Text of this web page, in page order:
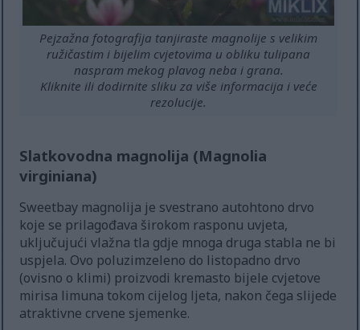
Pejzažna fotografija tanjiraste magnolije s velikim
ružičastim i bijelim cvjetovima u obliku tulipana
naspram mekog plavog neba i grana.
Kliknite ili dodirnite sliku za više informacija i veće
rezolucije.
Slatkovodna magnolija (Magnolia
virginiana)
Sweetbay magnolija je svestrano autohtono drvo
koje se prilagođava širokom rasponu uvjeta,
uključujući vlažna tla gdje mnoga druga stabla ne bi
uspjela. Ovo poluzimzeleno do listopadno drvo
(ovisno o klimi) proizvodi kremasto bijele cvjetove
mirisa limuna tokom cijelog ljeta, nakon čega slijede
atraktivne crvene sjemenke.